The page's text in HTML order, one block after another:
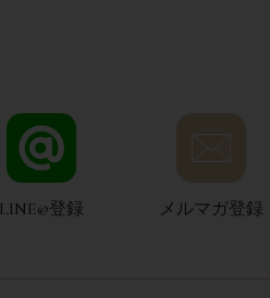
LINE@登録 メルマガ登録